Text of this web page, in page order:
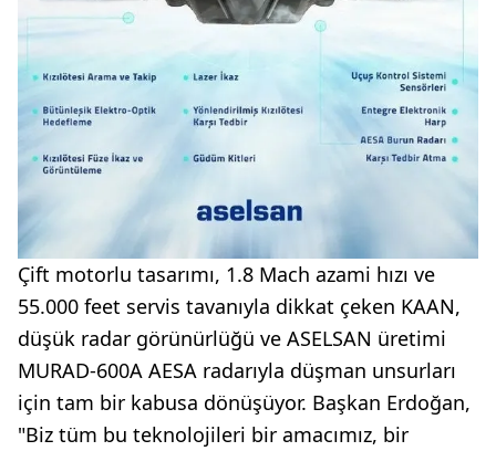
Çift motorlu tasarımı, 1.8 Mach azami hızı ve
55.000 feet servis tavanıyla dikkat çeken KAAN,
düşük radar görünürlüğü ve ASELSAN üretimi
MURAD-600A AESA radarıyla düşman unsurları
için tam bir kabusa dönüşüyor. Başkan Erdoğan,
"Biz tüm bu teknolojileri bir amacımız, bir